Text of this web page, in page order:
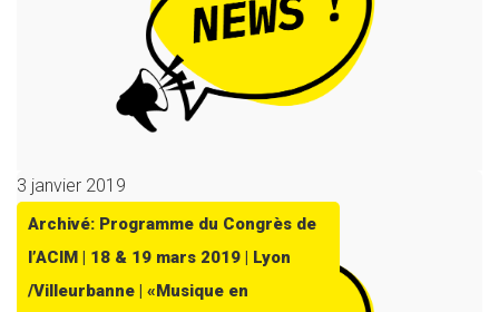
3 janvier 2019
Archivé: Programme du Congrès de
l’ACIM | 18 & 19 mars 2019 | Lyon
/Villeurbanne | «Musique en